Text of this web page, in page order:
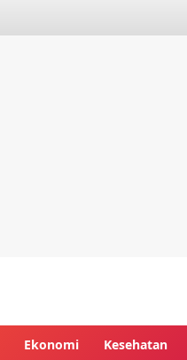
Ekonomi Kesehatan